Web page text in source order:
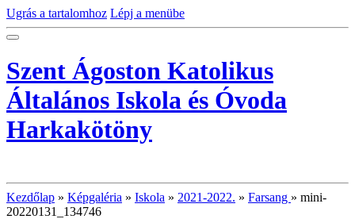
Ugrás a tartalomhoz Lépj a menübe
Szent Ágoston Katolikus
Általános Iskola és Óvoda
Harkakötöny
Kezdőlap » Képgaléria » Iskola » 2021-2022. » Farsang » mini-
20220131_134746